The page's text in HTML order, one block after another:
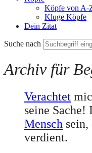
Köpfe von A-
Kluge Köpfe
Dein Zitat
Suche nach
Archiv für
Verachtet
seine
Mensch sein,
verdient.